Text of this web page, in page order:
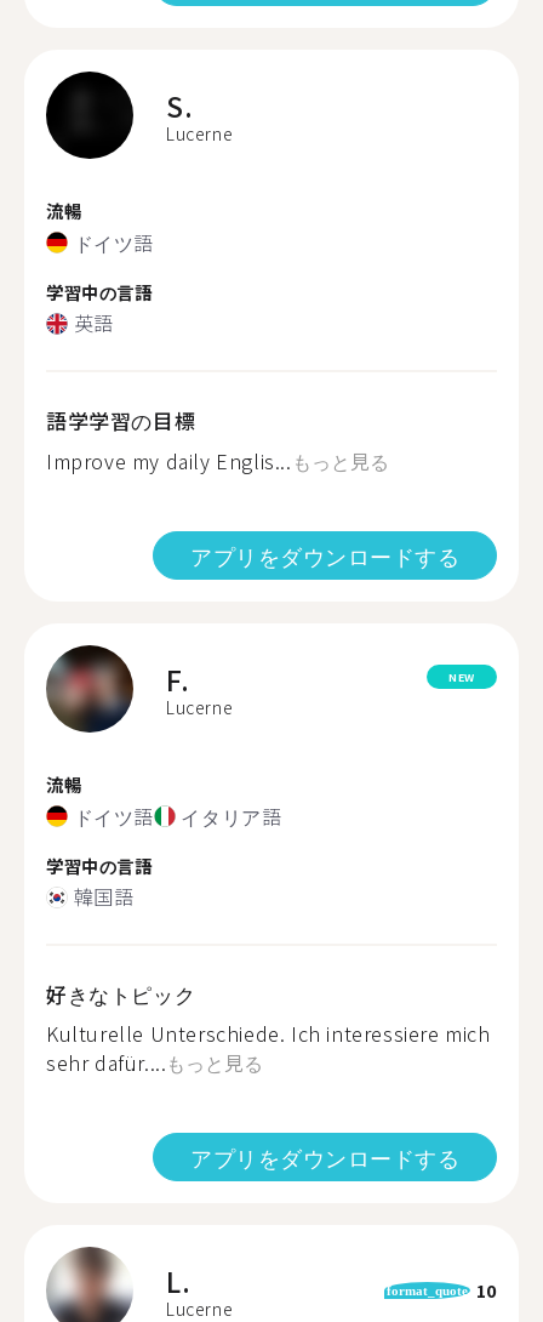
S.
Lucerne
流暢
ドイツ語
学習中の言語
英語
語学学習の目標
Improve my daily Englis... もっと見る
アプリをダウンロードする
F.
Lucerne
NEW
流暢
ドイツ語 イタリア語
学習中の言語
韓国語
好きなトピック
Kulturelle Unterschiede. Ich interessiere mich
sehr dafür....もっと見る
アプリをダウンロードする
L.
Lucerne
format_quote 10